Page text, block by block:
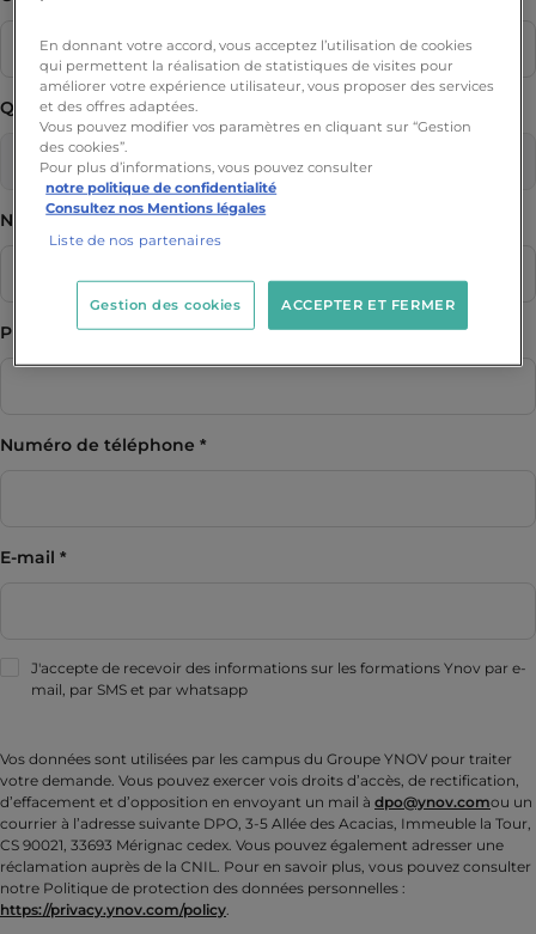
Quel programme vous intéresse ?
Nom
Prénom
Numéro de téléphone
E-mail
J'accepte de recevoir des informations sur les formations Ynov par e-
mail, par SMS et par whatsapp
Vos données sont utilisées par les campus du Groupe YNOV pour traiter
votre demande. Vous pouvez exercer vois droits d’accès, de rectification,
d’effacement et d’opposition en envoyant un mail à dpo@ynov.comou un
courrier à l’adresse suivante DPO, 3-5 Allée des Acacias, Immeuble la Tour,
CS 90021, 33693 Mérignac cedex. Vous pouvez également adresser une
réclamation auprès de la CNIL. Pour en savoir plus, vous pouvez consulter
notre Politique de protection des données personnelles :
https://privacy.ynov.com/policy.
En donnant votre accord, vous acceptez l’utilisation de cookies
qui permettent la réalisation de statistiques de visites pour
améliorer votre expérience utilisateur, vous proposer des services
et des offres adaptées.
Vous pouvez modifier vos paramètres en cliquant sur “Gestion
des cookies”.
Pour plus d’informations, vous pouvez consulter
notre politique de confidentialité
Consultez nos Mentions légales
Liste de nos partenaires
ACCEPTER ET FERMER
Gestion des cookies